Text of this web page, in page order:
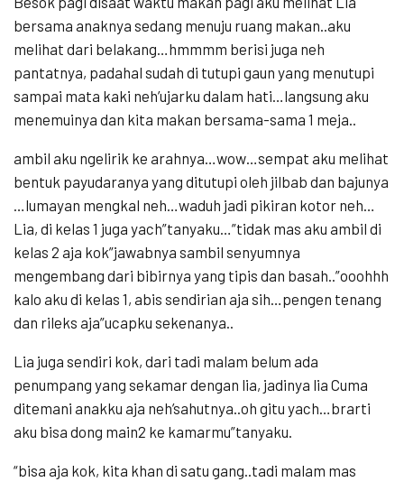
bersama anaknya sedang menuju ruang makan..aku
melihat dari belakang…hmmmm berisi juga neh
pantatnya, padahal sudah di tutupi gaun yang menutupi
sampai mata kaki neh’ujarku dalam hati…langsung aku
menemuinya dan kita makan bersama-sama 1 meja..
ambil aku ngelirik ke arahnya…wow…sempat aku melihat
bentuk payudaranya yang ditutupi oleh jilbab dan bajunya
…lumayan mengkal neh…waduh jadi pikiran kotor neh…
Lia, di kelas 1 juga yach”tanyaku…”tidak mas aku ambil di
kelas 2 aja kok”jawabnya sambil senyumnya
mengembang dari bibirnya yang tipis dan basah..”ooohhh
kalo aku di kelas 1, abis sendirian aja sih…pengen tenang
dan rileks aja”ucapku sekenanya..
Lia juga sendiri kok, dari tadi malam belum ada
penumpang yang sekamar dengan lia, jadinya lia Cuma
ditemani anakku aja neh’sahutnya..oh gitu yach…brarti
aku bisa dong main2 ke kamarmu”tanyaku.
“bisa aja kok, kita khan di satu gang..tadi malam mas